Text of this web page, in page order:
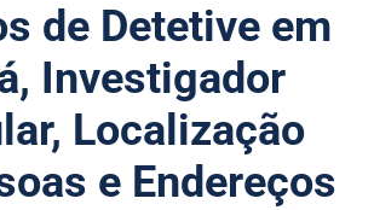
de Detetive em
Investigador
Localização
e Endereços